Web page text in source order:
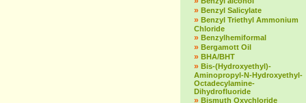
» Benzyl Salicylate
» Benzyl Triethyl Ammonium
Chloride
» Benzylhemiformal
» Bergamott Oil
» BHA/BHT
» Bis-(Hydroxyethyl)-
Aminopropyl-N-Hydroxyethyl-
Octadecylamine-
Dihydrofluoride
» Bismuth Oxychloride